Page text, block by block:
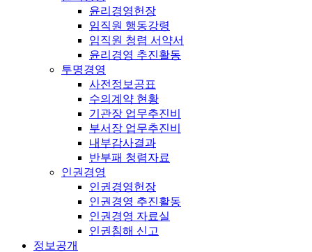
윤리경영헌장
임직원 행동강령
임직원 청렴 서약서
윤리경영 추진활동
투명경영
사전정보공표
수의계약 현황
기관장 업무추진비
부서장 업무추진비
내부감사결과
반부패 청렴자료
인권경영
인권경영헌장
인권경영 추진활동
인권경영 자료실
인권침해 신고
정보공개